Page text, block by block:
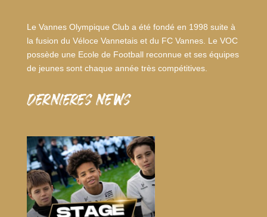
Le Vannes Olympique Club a été fondé en 1998 suite à
la fusion du Véloce Vannetais et du FC Vannes. Le VOC
possède une Ecole de Football reconnue et ses équipes
de jeunes sont chaque année très compétitives.
dernieres news